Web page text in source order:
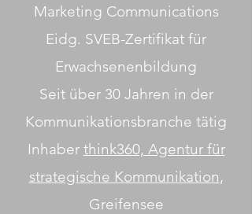
Marketing Communications
Eidg. SVEB-Zertifikat für
Erwachsenenbildung
Seit über 30 Jahren in der
Kommunikationsbranche tätig
Inhaber think360, Agentur für
strategische Kommunikation,
Greifensee